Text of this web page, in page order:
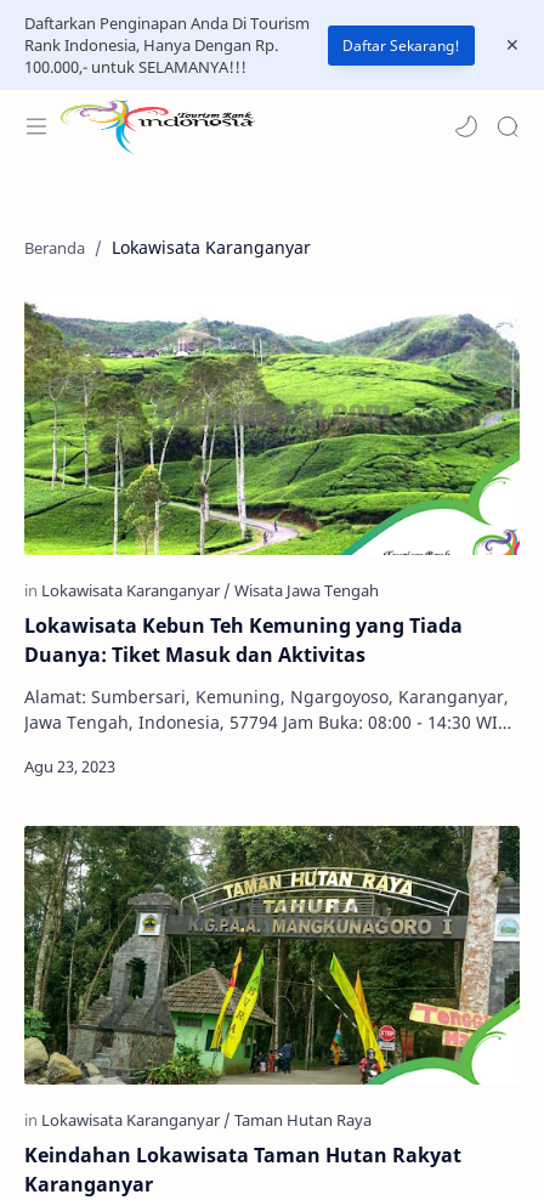
Daftarkan Penginapan Anda Di Tourism
Rank Indonesia, Hanya Dengan Rp.
100.000,- untuk SELAMANYA!!!
Daftar Sekarang!
Lokawisata Karanganyar
Lokawisata Kebun Teh Kemuning yang Tiada
Duanya: Tiket Masuk dan Aktivitas
Alamat: Sumbersari, Kemuning, Ngargoyoso, Karanganyar,
Jawa Tengah, Indonesia, 57794 Jam Buka: 08:00 - 14:30 WIB
Keindahan Lokawisata Taman Hutan Rakyat
Karanganyar